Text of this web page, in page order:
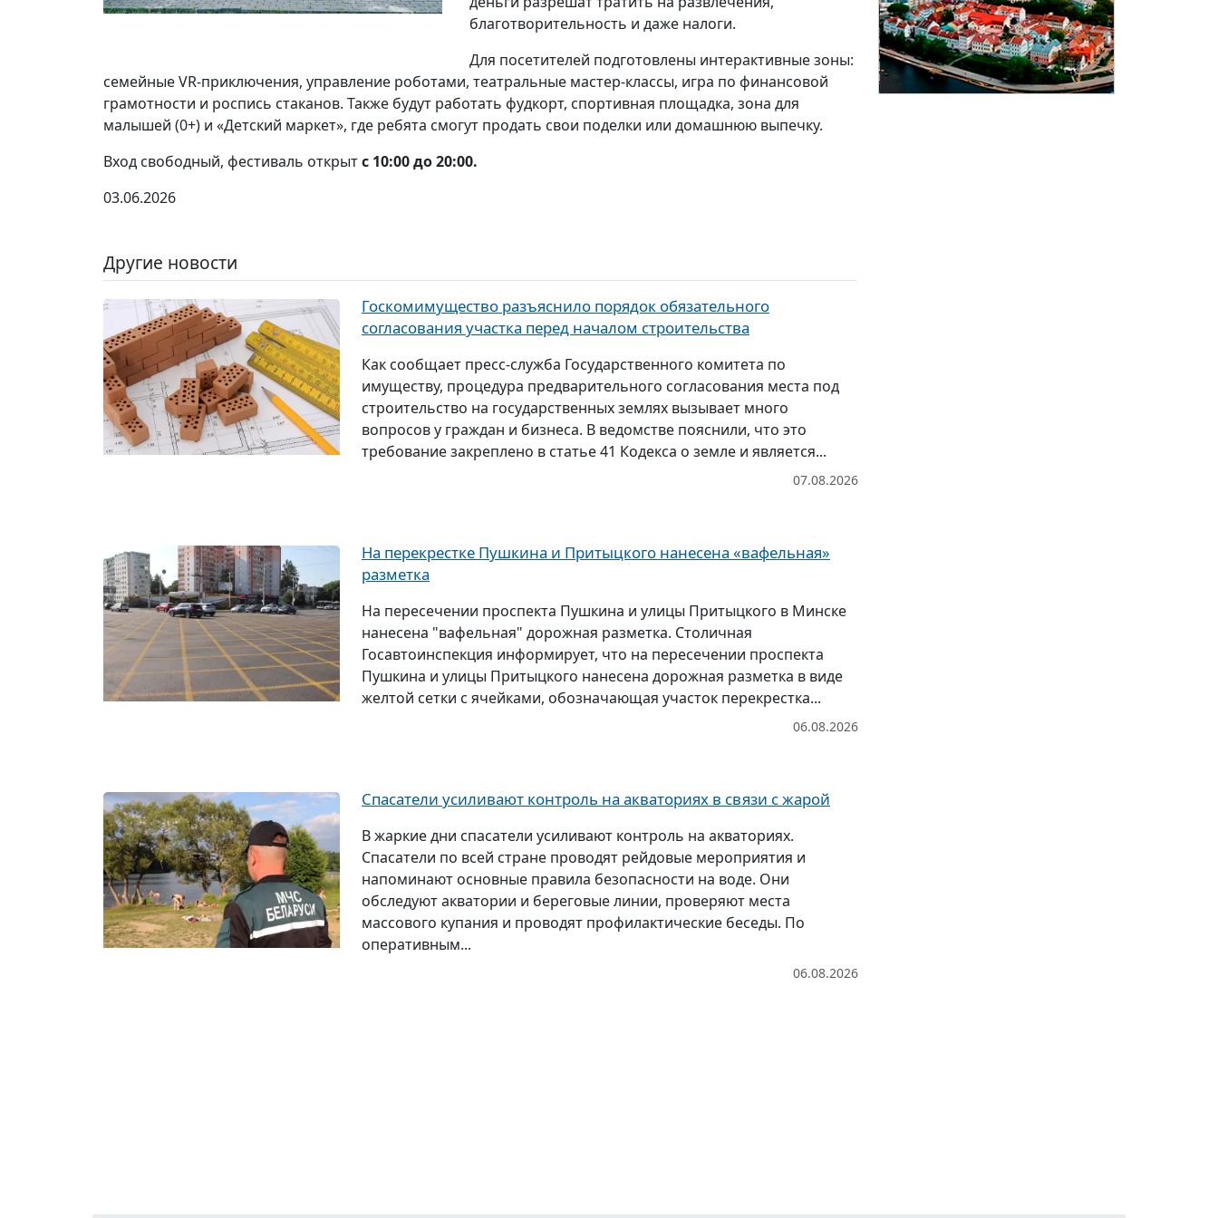
благотворительность и даже налоги.
Для посетителей подготовлены интерактивные зоны:
семейные VR-приключения, управление роботами, театральные мастер-классы, игра по финансовой
грамотности и роспись стаканов. Также будут работать фудкорт, спортивная площадка, зона для
малышей (0+) и «Детский маркет», где ребята смогут продать свои поделки или домашнюю выпечку.
Вход свободный, фестиваль открытс 10:00 до 20:00.
03.06.2026
Другие новости
Госкомимущество разъяснило порядок обязательного
согласования участка перед началом строительства
Как сообщает пресс-служба Государственного комитета по
имуществу, процедура предварительного согласования места под
строительство на государственных землях вызывает много
вопросов у граждан и бизнеса. В ведомстве пояснили, что это
требование закреплено в статье 41 Кодекса о земле и является...
07.08.2026
На перекрестке Пушкина и Притыцкого нанесена «вафельная»
разметка
На пересечении проспекта Пушкина и улицы Притыцкого в Минске
нанесена "вафельная" дорожная разметка. Столичная
Госавтоинспекция информирует, что на пересечении проспекта
Пушкина и улицы Притыцкого нанесена дорожная разметка в виде
желтой сетки с ячейками, обозначающая участок перекрестка...
06.08.2026
Спасатели усиливают контроль на акваториях в связи с жарой
В жаркие дни спасатели усиливают контроль на акваториях.
Спасатели по всей стране проводят рейдовые мероприятия и
напоминают основные правила безопасности на воде. Они
обследуют акватории и береговые линии, проверяют места
массового купания и проводят профилактические беседы. По
оперативным...
06.08.2026